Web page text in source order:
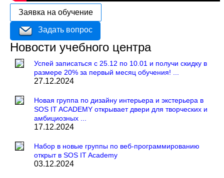
Заявка на обучение
Задать вопрос
Новости учебного центра
Успей записаться с 25.12 по 10.01 и получи скидку в
размере 20% за первый месяц обучения! ...
27.12.2024
Новая группа по дизайну интерьера и экстерьера в
SOS IT ACADEMY открывает двери для творческих и
амбициозных ...
17.12.2024
Набор в новые группы по веб-программированию
открыт в SOS IT Academy
03.12.2024